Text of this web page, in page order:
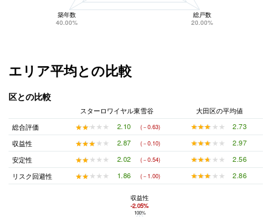
築年数
40.00%
総戸数
20.00%
エリア平均との比較
区との比較
スターロワイヤル東雪谷
大田区の平均値
総合評価
★★★★★
★★★★★ 2.10 (－0.63) ★★★★★
★★★★★
2.73
収益性
★★★★★
★★★★★ 2.87 (－0.10) ★★★★★
★★★★★
2.97
安定性
★★★★★
★★★★★ 2.02 (－0.54) ★★★★★
★★★★★
2.56
リスク回避性
★★★★★
★★★★★ 1.86 (－1.00) ★★★★★
★★★★★ 2.86
100%
収益性
-2.05%